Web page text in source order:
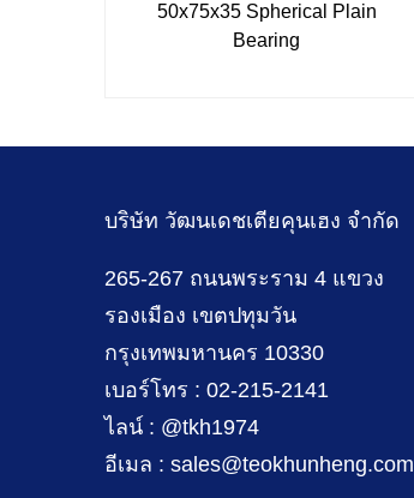
50x75x35 Spherical Plain
Bearing
บริษัท วัฒนเดชเตียคุนเฮง จำกัด
265-267 ถนนพระราม 4 แขวง
รองเมือง เขตปทุมวัน
กรุงเทพมหานคร 10330
เบอร์โทร : 02-215-2141
ไลน์ : @tkh1974
อีเมล : sales@teokhunheng.com